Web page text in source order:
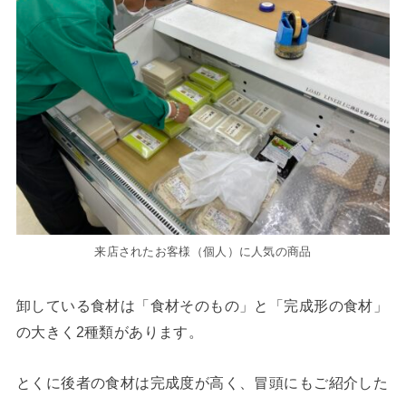
来店されたお客様（個人）に人気の商品
卸している食材は「食材そのもの」と「完成形の食材」
の大きく2種類があります。
とくに後者の食材は完成度が高く、冒頭にもご紹介した